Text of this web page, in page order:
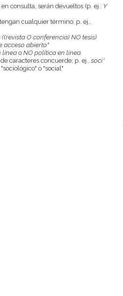
consulta, serán devueltos (p. ej.: Y
cualquier término; p. ej.,
O conferencia) NO tesis)
acceso abierto"
líneaoNO política en línea
caracteres concuerde; p. ej., soci*
o "social"